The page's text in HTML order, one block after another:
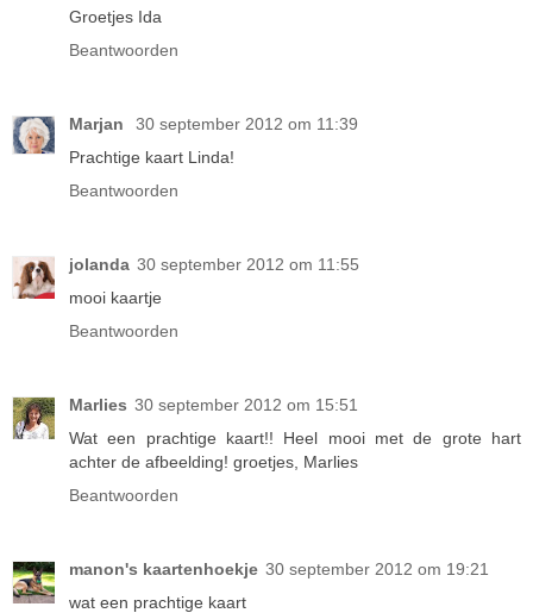
Groetjes Ida
Beantwoorden
Marjan
30 september 2012 om 11:39
Prachtige kaart Linda!
Beantwoorden
jolanda 30 september 2012 om 11:55
mooi kaartje
Beantwoorden
Marlies 30 september 2012 om 15:51
Wat een prachtige kaart!! Heel mooi met de grote hart
achter de afbeelding! groetjes, Marlies
Beantwoorden
manon's kaartenhoekje 30 september 2012 om 19:21
wat een prachtige kaart